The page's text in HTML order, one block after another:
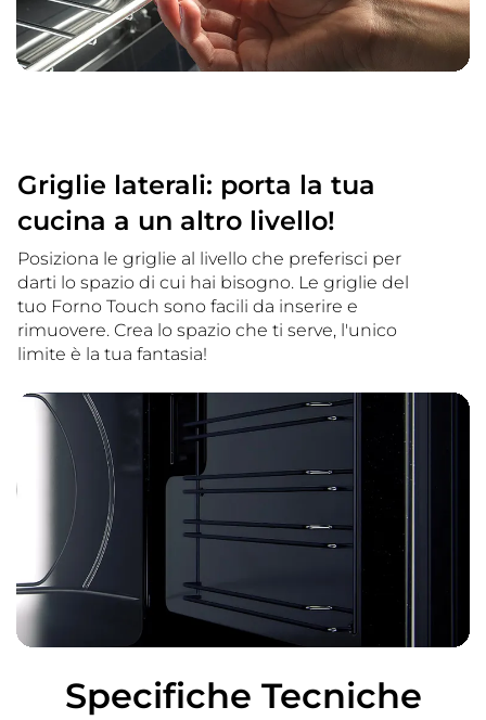
Griglie laterali: porta la tua
cucina a un altro livello!
Posiziona le griglie al livello che preferisci per
darti lo spazio di cui hai bisogno. Le griglie del
tuo Forno Touch sono facili da inserire e
rimuovere. Crea lo spazio che ti serve, l'unico
limite è la tua fantasia!
Specifiche Tecniche